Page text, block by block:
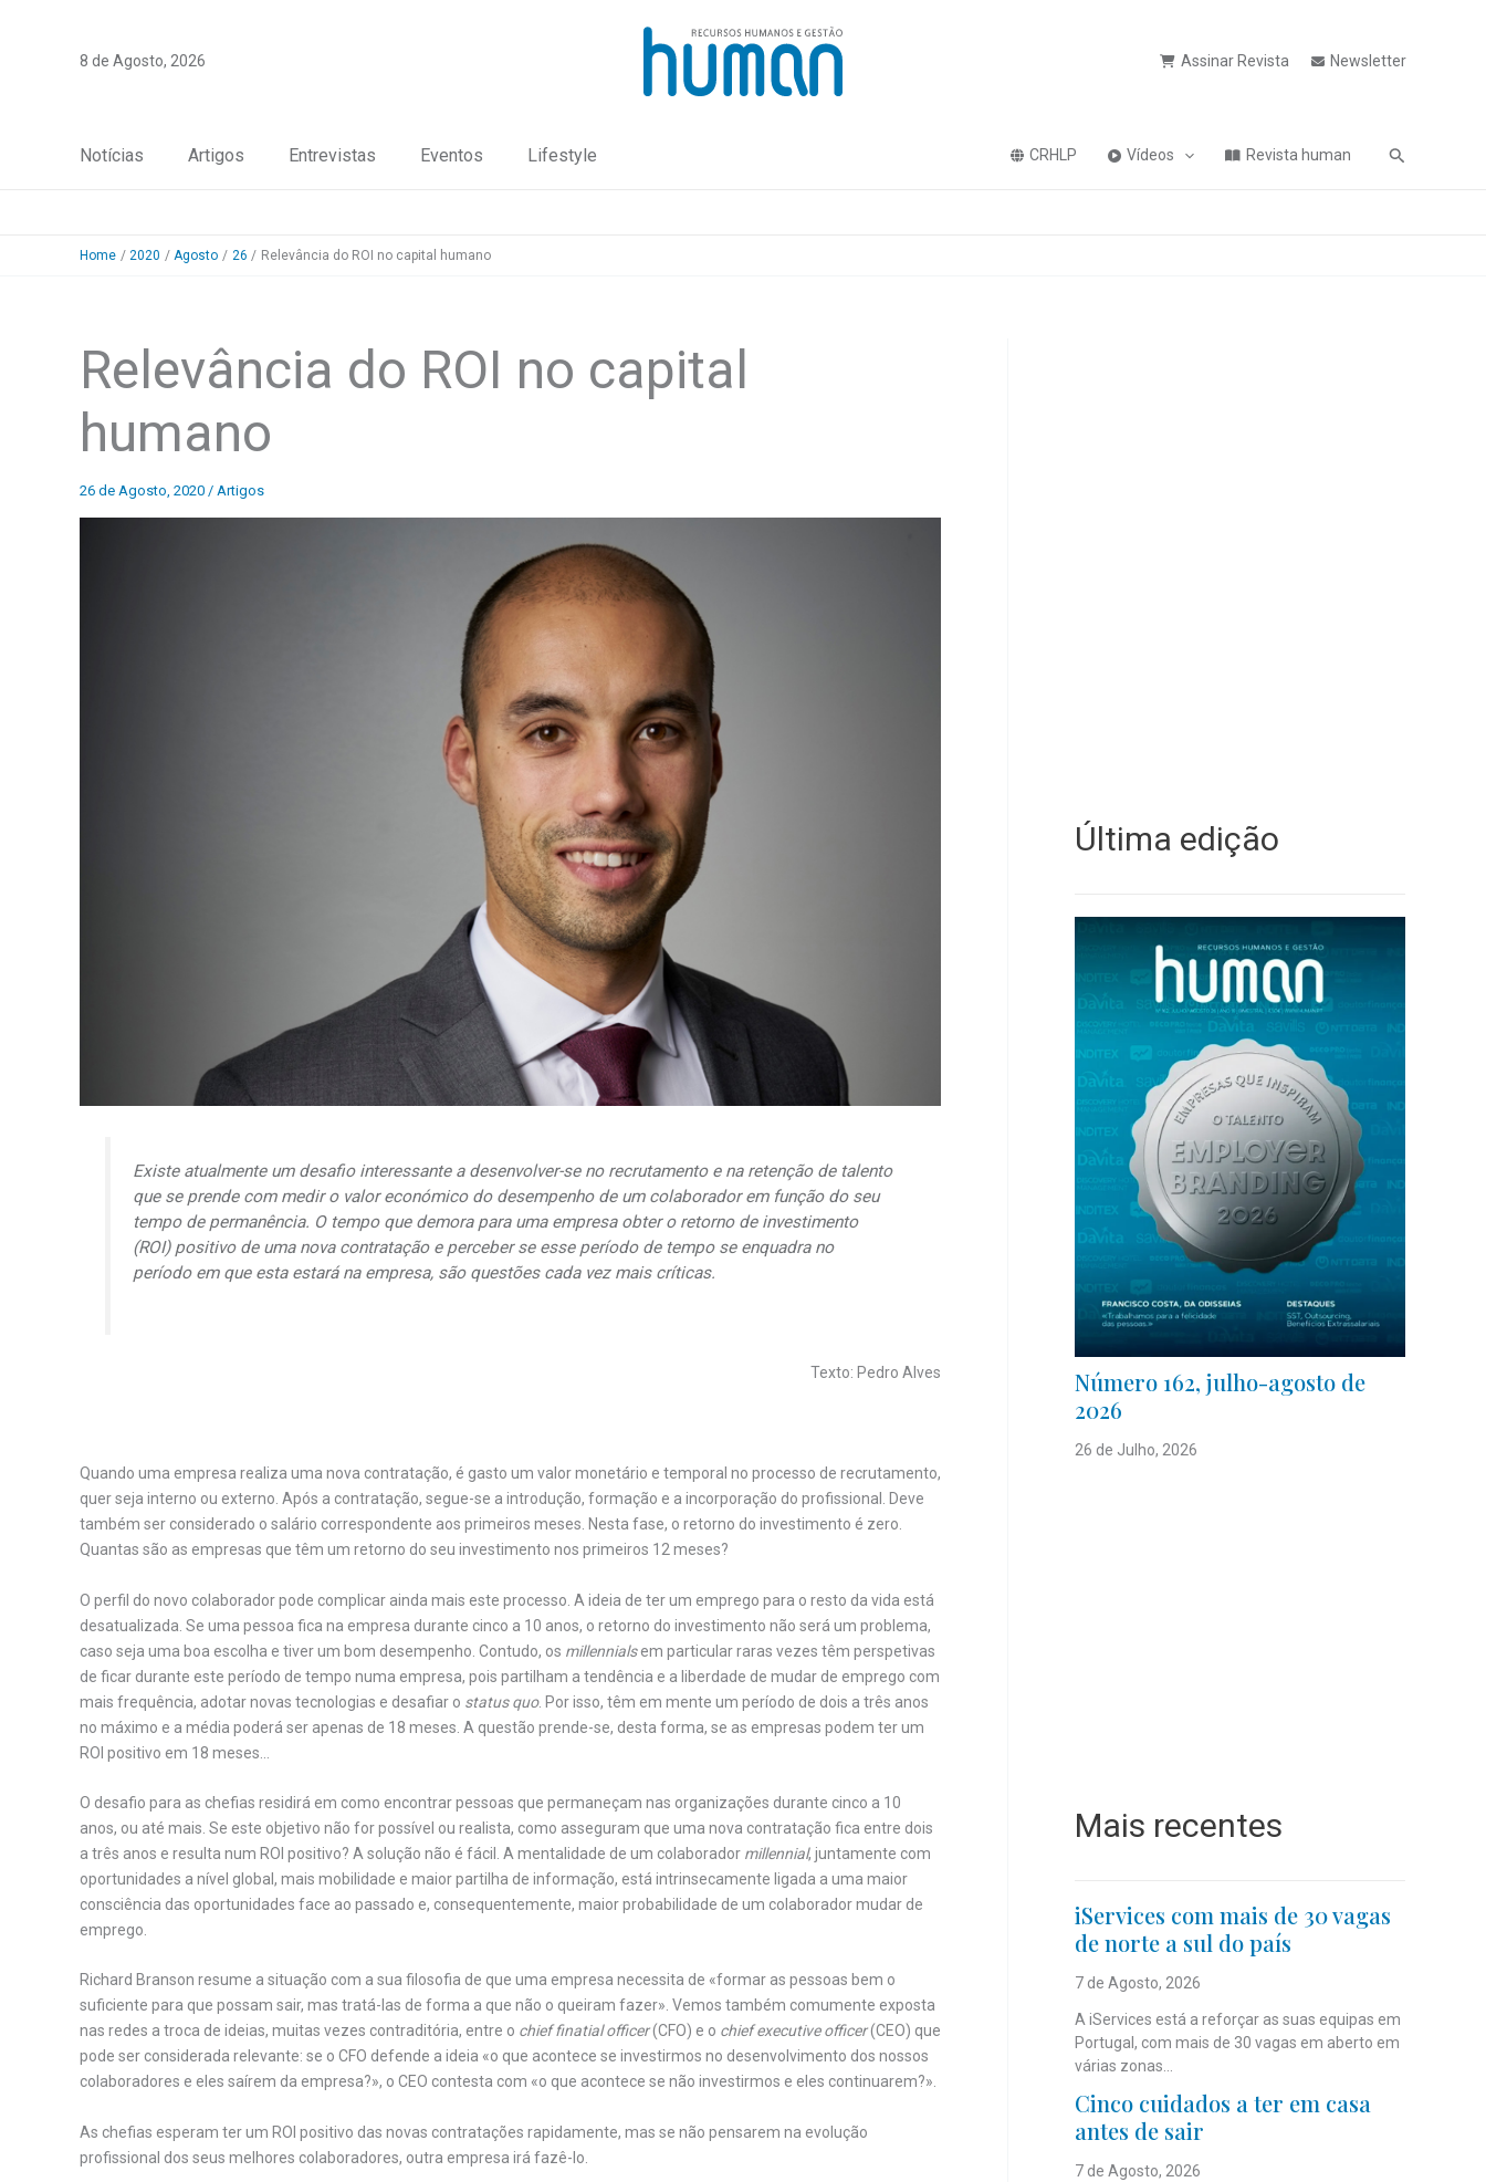
8 de Agosto, 2026 Assinar Revista Newsletter
Notícias Artigos Entrevistas Eventos Lifestyle CRHLP Vídeos Revista human Pesquisa
Home 2020 Agosto 26 Relevância do ROI no capital humano
Relevância do ROI no capital
humano
26 de Agosto, 2020 / Artigos
Existe atualmente um desafio interessante a desenvolver-se no recrutamento e na retenção de talento
que se prende com medir o valor económico do desempenho de um colaborador em função do seu
tempo de permanência. O tempo que demora para uma empresa obter o retorno de investimento
(ROI) positivo de uma nova contratação e perceber se esse período de tempo se enquadra no
período em que esta estará na empresa, são questões cada vez mais críticas.
Texto: Pedro Alves
Quando uma empresa realiza uma nova contratação, é gasto um valor monetário e temporal no processo de recrutamento,
quer seja interno ou externo. Após a contratação, segue-se a introdução, formação e a incorporação do profissional. Deve
também ser considerado o salário correspondente aos primeiros meses. Nesta fase, o retorno do investimento é zero.
Quantas são as empresas que têm um retorno do seu investimento nos primeiros 12 meses?
O perfil do novo colaborador pode complicar ainda mais este processo. A ideia de ter um emprego para o resto da vida está
desatualizada. Se uma pessoa fica na empresa durante cinco a 10 anos, o retorno do investimento não será um problema,
caso seja uma boa escolha e tiver um bom desempenho. Contudo, os millennialsem particular raras vezes têm perspetivas
de ficar durante este período de tempo numa empresa, pois partilham a tendência e a liberdade de mudar de emprego com
mais frequência, adotar novas tecnologias e desafiar o status quo. Por isso, têm em mente um período de dois a três anos
no máximo e a média poderá ser apenas de 18 meses. A questão prende-se, desta forma, se as empresas podem ter um
ROI positivo em 18 meses…
O desafio para as chefias residirá em como encontrar pessoas que permaneçam nas organizações durante cinco a 10
anos, ou até mais. Se este objetivo não for possível ou realista, como asseguram que uma nova contratação fica entre dois
a três anos e resulta num ROI positivo? A solução não é fácil. A mentalidade de um colaborador millennial, juntamente com
oportunidades a nível global, mais mobilidade e maior partilha de informação, está intrinsecamente ligada a uma maior
consciência das oportunidades face ao passado e, consequentemente, maior probabilidade de um colaborador mudar de
emprego.
Richard Branson resume a situação com a sua filosofia de que uma empresa necessita de «formar as pessoas bem o
suficiente para que possam sair, mas tratá-las de forma a que não o queiram fazer». Vemos também comumente exposta
nas redes a troca de ideias, muitas vezes contraditória, entre o chief finatial officer(CFO) e o chief executive officer(CEO) que
pode ser considerada relevante: se o CFO defende a ideia «o que acontece se investirmos no desenvolvimento dos nossos
colaboradores e eles saírem da empresa?», o CEO contesta com «o que acontece se não investirmos e eles continuarem?».
As chefias esperam ter um ROI positivo das novas contratações rapidamente, mas se não pensarem na evolução
profissional dos seus melhores colaboradores, outra empresa irá fazê-lo.
Última edição
Número 162, julho-agosto de
2026
26 de Julho, 2026
Mais recentes
iServices com mais de 30 vagas
de norte a sul do país
7 de Agosto, 2026
A iServices está a reforçar as suas equipas em
Portugal, com mais de 30 vagas em aberto em
várias zonas...
Cinco cuidados a ter em casa
antes de sair
7 de Agosto, 2026